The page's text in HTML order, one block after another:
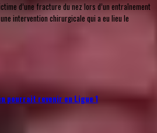
d’une fracture du nez lors d’un entraînement
intervention chirurgicale qui a eu lieu le
pourrait revenir en Ligue 1